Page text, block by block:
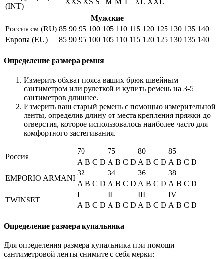
(INT)
XXS XS S M M L XL XXL
Мужские
Россия см (RU) 85 90 95 100 105 110 115 120 125 130 135 140
Европа (EU)
85 90 95 100 105 110 115 120 125 130 135 140
Определение размера ремня
Измерить обхват пояса ваших брюк швейным
сантиметром или рулеткой и купить ремень на 3-5
сантиметров длиннее.
Измерить ваш старый ремень с помощью измерительной
ленты, определив длину от места крепления пряжки до
отверстия, которое использовалось наиболее часто для
комфортного застегивания.
Россия
70 75 80
85
A B C D A B C D A B C D A B C D
EMPORIO ARMANI
32 34 36
38
A B C D A B C D A B C D A B C D
TWINSET
I II III
IV
A B C D A B C D A B C D A B C D
Определение размера купальника
Для определения размера купальника при помощи
сантиметровой ленты снимите с себя мерки: